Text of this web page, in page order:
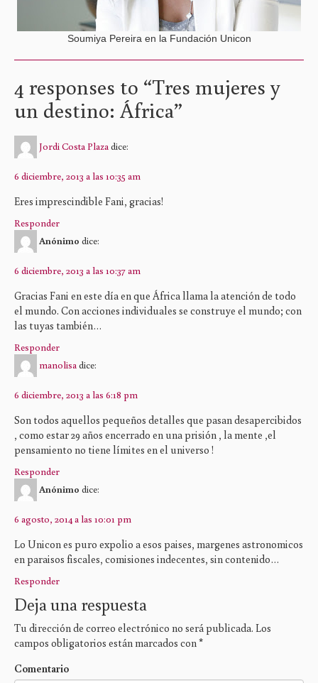
Soumiya Pereira en la Fundación Unicon
4 responses to “Tres mujeres y
un destino: África”
Jordi Costa Plaza dice:
6 diciembre, 2013 a las 10:35 am
Eres imprescindible Fani, gracias!
Responder
Anónimo dice:
6 diciembre, 2013 a las 10:37 am
Gracias Fani en este día en que África llama la atención de todo
el mundo. Con acciones individuales se construye el mundo; con
las tuyas también…
Responder
manolisa dice:
6 diciembre, 2013 a las 6:18 pm
Son todos aquellos pequeños detalles que pasan desapercibidos
, como estar 29 años encerrado en una prisión , la mente ,el
pensamiento no tiene límites en el universo !
Responder
Anónimo dice:
6 agosto, 2014 a las 10:01 pm
Lo Unicon es puro expolio a esos paises, margenes astronomicos
en paraisos fiscales, comisiones indecentes, sin contenido…
Responder
Deja una respuesta
Tu dirección de correo electrónico no será publicada. Los
campos obligatorios están marcados con *
Comentario